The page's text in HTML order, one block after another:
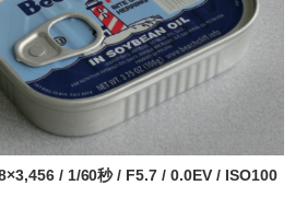
/ 1/60秒 / F5.7 / 0.0EV / ISO100